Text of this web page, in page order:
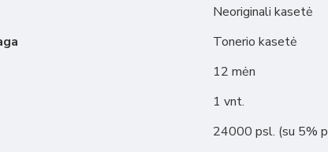
Neoriginali kasetė
Tonerio kasetė
12 mėn
1 vnt.
24000 psl. (su 5%